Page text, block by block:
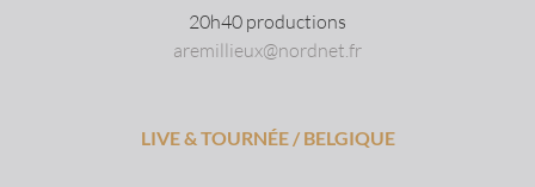
20h40 productions
aremillieux@nordnet.fr
LIVE & TOURNÉE / BELGIQUE